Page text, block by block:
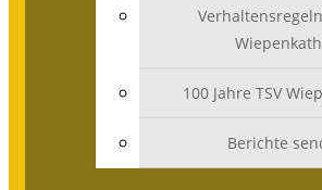
100 Jahre TSV
Berichte